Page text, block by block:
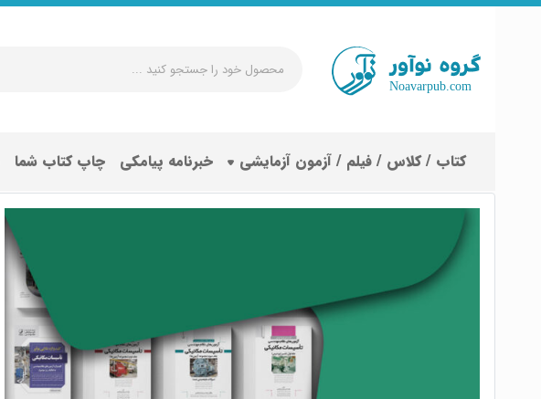
جستجو
کنید
...
کتاب / کلاس / فیلم / آزمون آزمایشی خبرنامه پیامکی چاپ کتاب شما